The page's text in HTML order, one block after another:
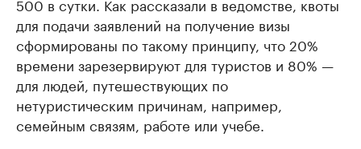
500 в сутки. Как рассказали в ведомстве, квоты
для подачи заявлений на получение визы
сформированы по такому принципу, что 20%
времени зарезервируют для туристов и 80% —
для людей, путешествующих по
нетуристическим причинам, например,
семейным связям, работе или учебе.